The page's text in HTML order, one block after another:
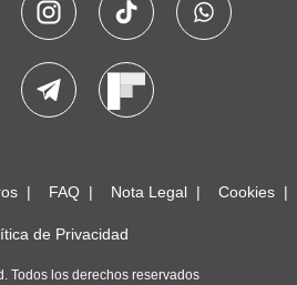
FAQ Nota Legal Cookies
de Privacidad
Todos los derechos reservados